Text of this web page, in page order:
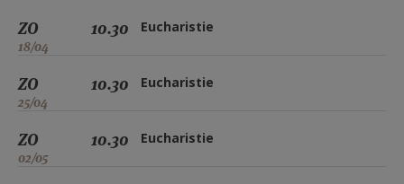
ZO
18/04
10.30 Eucharistie
ZO
25/04
10.30 Eucharistie
ZO
02/05
10.30 Eucharistie